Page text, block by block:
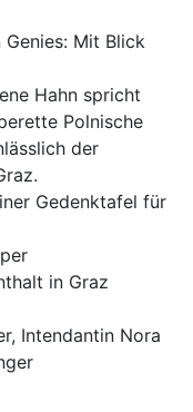
Genies: Mit Blick
Hahn spricht
Polnische
der
Gedenktafel für
in Graz
Intendantin Nora